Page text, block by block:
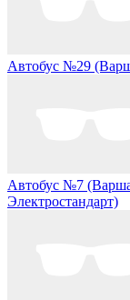
Автобус №29
Автобус №7
Электростандарт)